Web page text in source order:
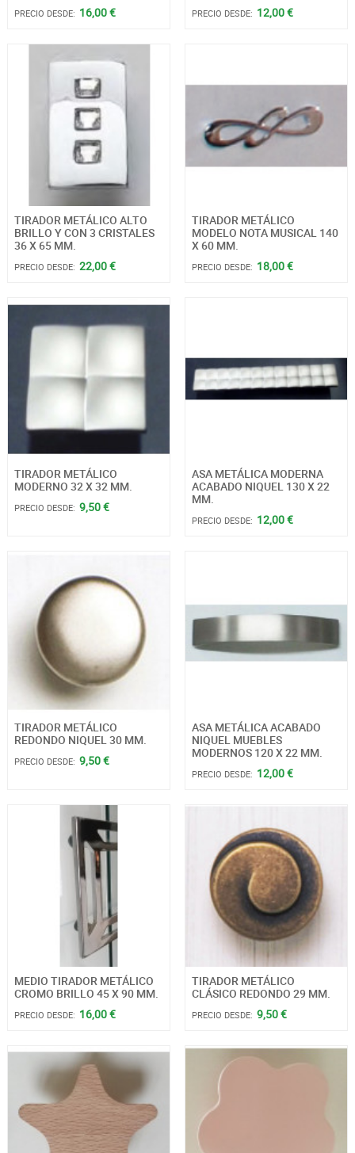
PRECIO DESDE: 16,00 € PRECIO DESDE: 12,00 €
TIRADOR METÁLICO ALTO
BRILLO Y CON 3 CRISTALES
36 X 65 MM.
PRECIO DESDE: 22,00 €
TIRADOR METÁLICO
MODELO NOTA MUSICAL 140
X 60 MM.
PRECIO DESDE: 18,00 €
TIRADOR METÁLICO
MODERNO 32 X 32 MM.
PRECIO DESDE: 9,50 €
ASA METÁLICA MODERNA
ACABADO NIQUEL 130 X 22
MM.
PRECIO DESDE: 12,00 €
TIRADOR METÁLICO
REDONDO NIQUEL 30 MM.
PRECIO DESDE: 9,50 €
ASA METÁLICA ACABADO
NIQUEL MUEBLES
MODERNOS 120 X 22 MM.
PRECIO DESDE: 12,00 €
MEDIO TIRADOR METÁLICO
CROMO BRILLO 45 X 90 MM.
PRECIO DESDE: 16,00 €
TIRADOR METÁLICO
CLÁSICO REDONDO 29 MM.
PRECIO DESDE: 9,50 €